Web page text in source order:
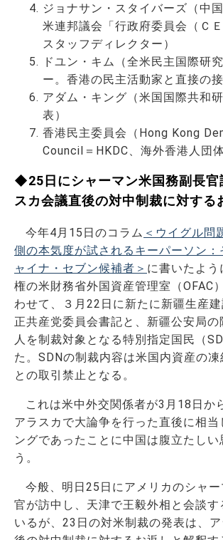
ジョナサン・スタイバーズ（中
米連邦議会「行政府委員会（Ｃ
スタッフディレクター）
ドユン・キム（全米民主国際研
ー。香港の民主活動家と直接の接
アダム・キング（米国国際共和
表）
香港民主委員会（Hong Kong
Council＝HKDC、海外香港人団体
◆25日にシャーマン米国務副長
スカ会議直後の対中制裁に対する
今年4月15日のコラム ＜ウイグル問
側の本気度が試されるキーパーソン：
ャイナ・セブン候補者＞ に書いたよう
権の米財務省外国資産管理室（OFAC
わせて、３月22日に新たに新疆生産
正共産党委員会書記と、新疆公安局の
人を制裁対象となる特別指定国民（
た。SDNの制裁内容は米国内資産の
との取引禁止となる。
これは米中外交関係者が3月18日か
アラスカで大論争を行った直後に相当
ングであったことに中国は腹立たしい
う。
今般、明日25日にアメリカのシャ
官が訪中し、天津で王毅外相と会談す
いるが、23日の対米制裁の発表は、